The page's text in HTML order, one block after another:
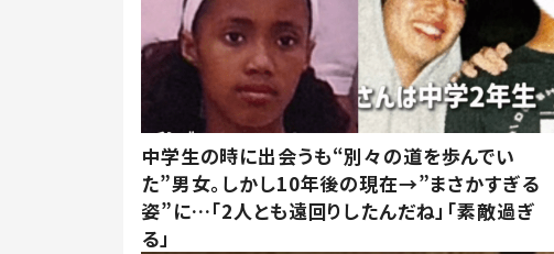
中学生の時に出会うも“別々の道を歩んでい
た”男女。しかし10年後の現在→”まさかすぎる
姿”に…「2人とも遠回りしたんだね」「素敵過ぎ
る」